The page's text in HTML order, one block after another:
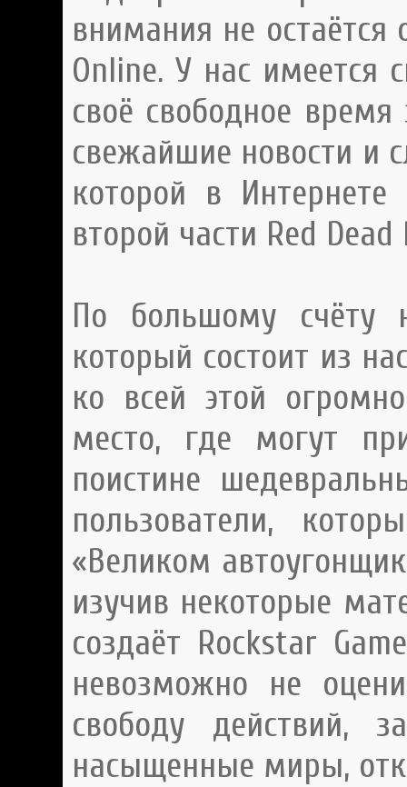
внимания не
Online. У нас имеется
своё свободное
свежайшие новости и
которой в
второй части Red
По большому счёту
который состоит из
ко всей этой
место, где могут
поистине
пользователи,
«Великом
изучив некоторые
создаёт Rockstar
невозможно не
свободу действий,
насыщенные миры,